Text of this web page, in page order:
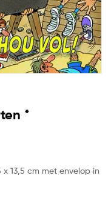
*
13,5 cm met envelop in